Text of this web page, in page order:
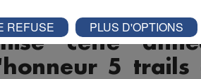
cette
5 trails
REFUSE PLUS D'OPTIONS